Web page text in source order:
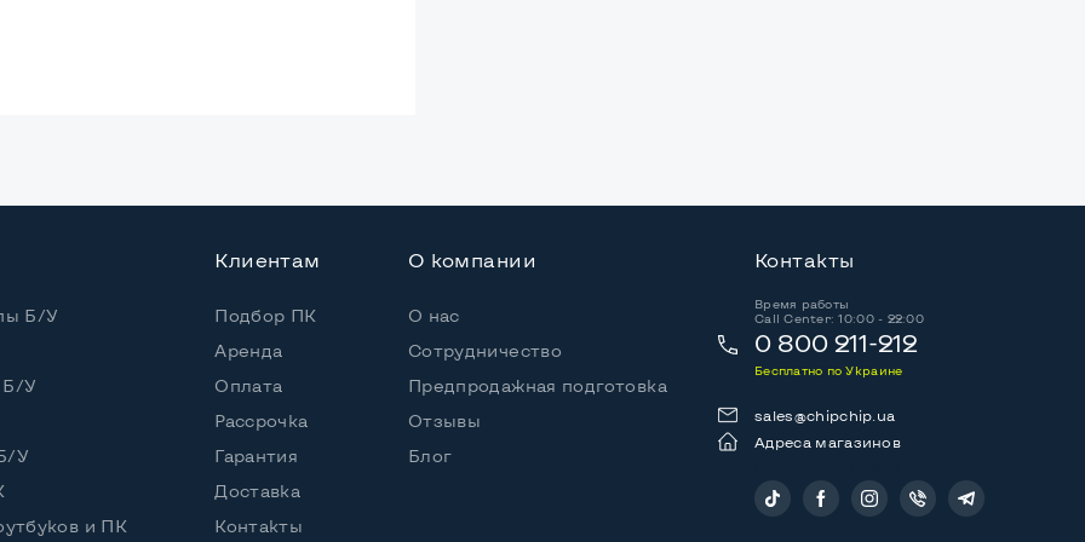
i5-3210M
4 потока
i5-3210M (2,50 - 3,10 GHz)
Б/У
Б/У
У
и ПК
Клиентам
Подбор ПК
Аренда
Оплата
Рассрочка
Гарантия
Доставка
Контакты
О компании
О нас
Сотрудничество
Предпродажная подготовка
Отзывы
Блог
Контакты
Время работы
Call Center: 10:00 - 22:00
0 800 211-212
Бесплатно по Украине
sales@chipchip.ua
Адреса магазинов